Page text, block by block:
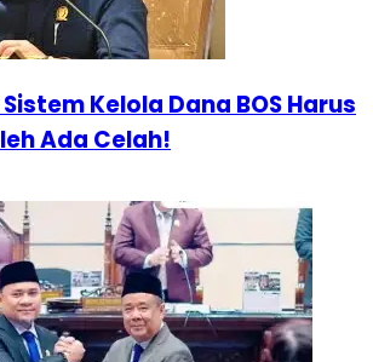
Sistem Kelola Dana BOS Harus
Ada Celah!